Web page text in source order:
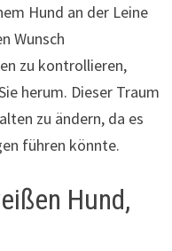
Hund an der Leine
Wunsch
zu kontrollieren,
herum. Dieser Traum
zu ändern, da es
führen könnte.
Hund,